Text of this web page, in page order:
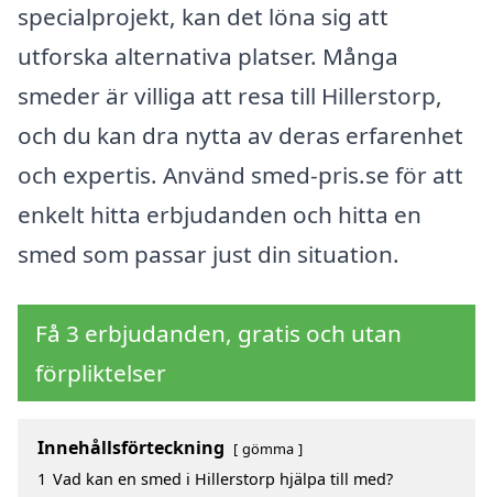
specialprojekt, kan det löna sig att
utforska alternativa platser. Många
smeder är villiga att resa till Hillerstorp,
och du kan dra nytta av deras erfarenhet
och expertis. Använd smed-pris.se för att
enkelt hitta erbjudanden och hitta en
smed som passar just din situation.
Få 3 erbjudanden, gratis och utan
förpliktelser
Innehållsförteckning gömma
1 Vad kan en smed i Hillerstorp hjälpa till med?